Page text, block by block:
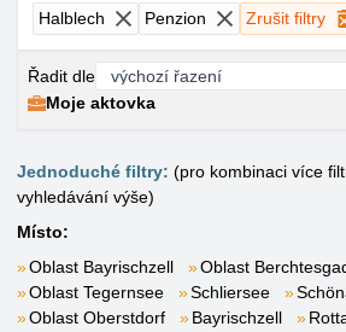
Halblech
Penzion Zrušit filtry
Řadit dle
Moje aktovka
Jednoduché filtry: (pro kombinaci více
vyhledávání výše)
Místo:
Oblast Bayrischzell
Oblast
Oblast Tegernsee
Schliersee
Oblast Oberstdorf
Bayrischzell